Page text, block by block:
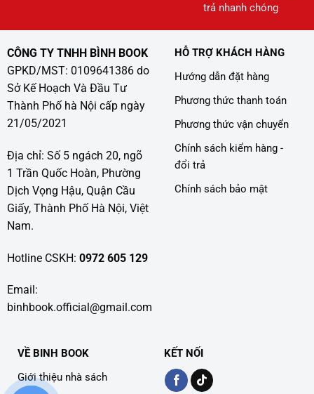
trả nhanh chóng
CÔNG TY TNHH BÌNH BOOK
GPKD/MST: 0109641386 do
Sở Kế Hoạch Và Đầu Tư
Thành Phố hà Nội cấp ngày
21/05/2021
Địa chỉ: Số 5 ngách 20, ngõ
1 Trần Quốc Hoàn, Phường
Dịch Vọng Hậu, Quận Cầu
Giấy, Thành Phố Hà Nội, Việt
Nam.
Hotline CSKH: 0972 605 129
Email:
binhbook.official@gmail.com
HỖ TRỢ KHÁCH HÀNG
Hướng dẫn đặt hàng
Phương thức thanh toán
Phương thức vận chuyển
Chính sách kiểm hàng -
đổi trả
Chính sách bảo mật
VỀ BINH BOOK
Giới thiệu nhà sách
KẾT NỐI